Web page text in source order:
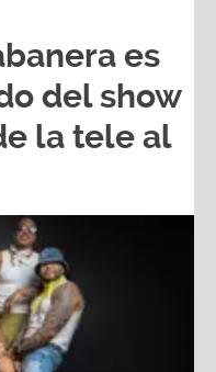
es
del show
la tele al